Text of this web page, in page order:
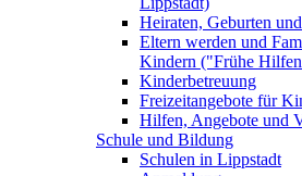
Heiraten, Geburten
Eltern werden und
Kindern ("Frühe
Kinderbetreuung
Freizeitangebote für
Hilfen, Angebote und
Schule und Bildung
Schulen in Lippstadt